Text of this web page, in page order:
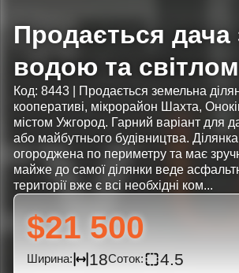
Продається дача
водою та світлом
Код: 8443 | Продається земельна
кооперативі, мікрорайон Шахта,
містом Ужгород. Гарний варіант для
або майбутнього будівництва.
огороджена по периметру та має
майже до самої ділянки веде
території вже є всі необхідні ком...
$21 500
18 4.5